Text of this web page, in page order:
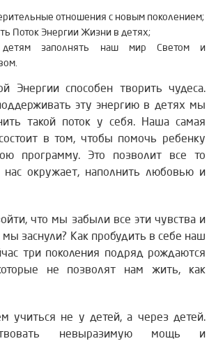
отношения с новым поколением;
Поток Энергии Жизни в детях;
детям заполнять наш мир Светом и
Энергии способен творить чудеса.
эту энергию в детях мы
такой поток у себя. Наша самая
в том, чтобы помочь ребенку
программу. Это позволит все то
нас окружает, наполнить любовью и
что мы забыли все эти чувства и
заснули? Как пробудить в себе наш
три поколения подряд рождаются
не позволят нам жить, как
учиться не у детей, а через детей.
невыразимую мощь и